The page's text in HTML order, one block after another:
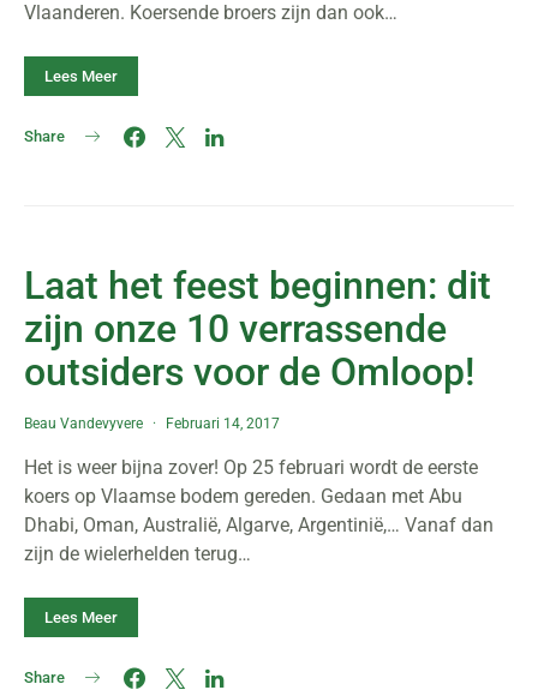
Vlaanderen. Koersende broers zijn dan ook…
Lees Meer
Share
Laat het feest beginnen: dit
zijn onze 10 verrassende
outsiders voor de Omloop!
Beau Vandevyvere Februari 14, 2017
Het is weer bijna zover! Op 25 februari wordt de eerste
koers op Vlaamse bodem gereden. Gedaan met Abu
Dhabi, Oman, Australië, Algarve, Argentinië,… Vanaf dan
zijn de wielerhelden terug…
Lees Meer
Share